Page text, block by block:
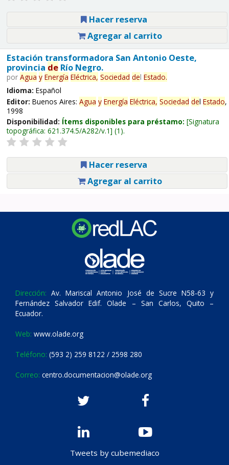
Hacer reserva
Agregar al carrito
Estación transformadora San Antonio Oeste,
provincia deRío Negro.
por Agua y Energía Eléctrica, Sociedad del Estado.
Idioma: Español
Editor: Buenos Aires: Agua y Energía Eléctrica, Sociedad del Estado,
1998
Disponibilidad: Ítems disponibles para préstamo: Signatura
topográfica: 621.374.5/A282/v.1 (1).
Hacer reserva
Agregar al carrito
Dirección: Av. Mariscal Antonio José de Sucre N58-63 y
Fernández Salvador Edif. Olade – San Carlos, Quito –
Ecuador.
Web: www.olade.org
Teléfono: (593 2) 259 8122 / 2598 280
Correo: centro.documentacion@olade.org
Tweets by cubemediaco